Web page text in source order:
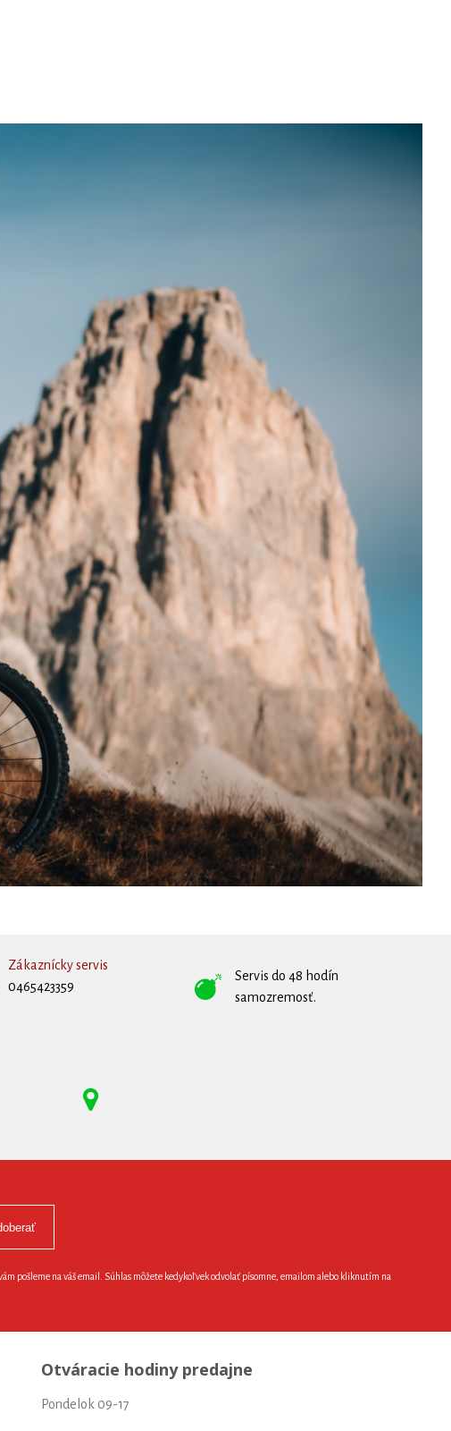
Zákaznícky servis
0465423359
Servis do 48 hodín
samozremosť.
pošleme na váš email. Súhlas môžete kedykoľvek odvolať písomne, emailom alebo kliknutím na
Otváracie hodiny predajne
Pondelok 09-17